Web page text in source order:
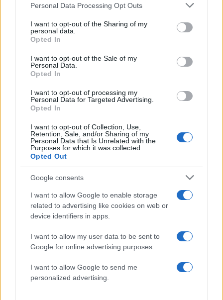
Please note that this website/app uses one or more Google
not limited to your visit or usage behaviour. You may click to
grant or deny consent to Google and its third-party tags to
use your data for below specified purposes in below Google
consent section.
Personal Data Processing Opt Outs
I want to opt-out of the Sharing of my
personal data.
Opted In
I want to opt-out of the Sale of my
Personal Data.
Opted In
I want to opt-out of processing my
Personal Data for Targeted Advertising.
Opted In
I want to opt-out of Collection, Use,
Retention, Sale, and/or Sharing of my
Personal Data that Is Unrelated with the
Purposes for which it was collected.
Opted Out
Google consents
I want to allow Google to enable storage
related to advertising like cookies on web or
device identifiers in apps.
I want to allow my user data to be sent to
Google for online advertising purposes.
I want to allow Google to send me
personalized advertising.
Ρένος Χαραλαμπίδης, Βασίλης Μηλιώνης και
Senhit καλεσμένοι απόψε του Γρηγόρη
Αρναούτογλου στο «The 2Night Show»